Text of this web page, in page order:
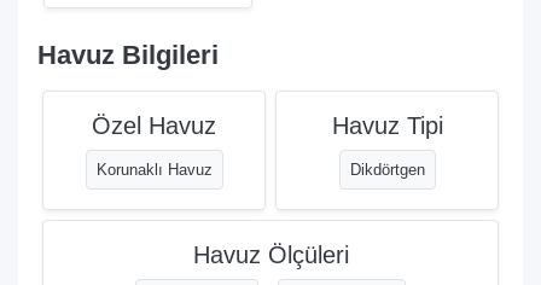
Havuz Bilgileri
Özel Havuz
Korunaklı Havuz
Havuz Tipi
Dikdörtgen
Havuz Ölçüleri